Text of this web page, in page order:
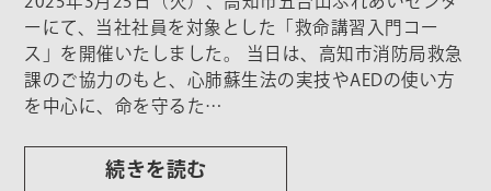
ーにて、当社社員を対象とした「救命講習入門コー
ス」を開催いたしました。 当日は、高知市消防局救急
課のご協力のもと、心肺蘇生法の実技やAEDの使い方
を中心に、命を守るた…
続きを読む